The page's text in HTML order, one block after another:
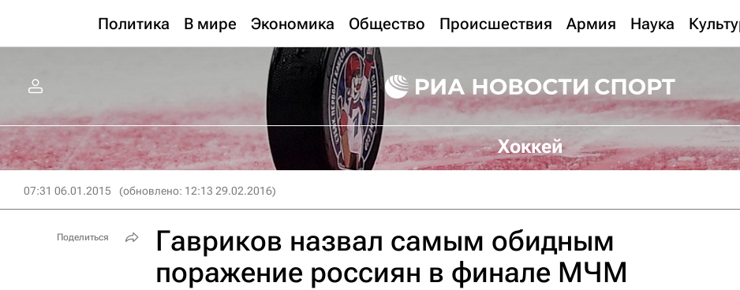
Политика В мире Экономика Общество Происшествия Армия Наука
Хоккей
07:31 06.01.2015 (обновлено: 12:13 29.02.2016)
Гавриков назвал самым обидным
поражение россиян в финале МЧМ
Поделиться